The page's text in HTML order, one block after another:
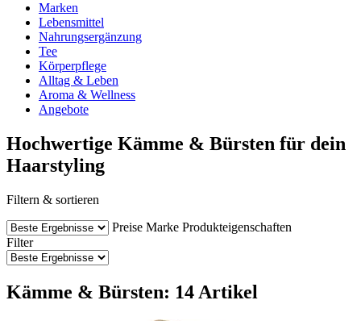
Marken
Lebensmittel
Nahrungsergänzung
Tee
Körperpflege
Alltag & Leben
Aroma & Wellness
Angebote
Hochwertige Kämme & Bürsten für dein
Haarstyling
Filtern & sortieren
Preise Marke Produkteigenschaften
Filter
Kämme & Bürsten: 14 Artikel